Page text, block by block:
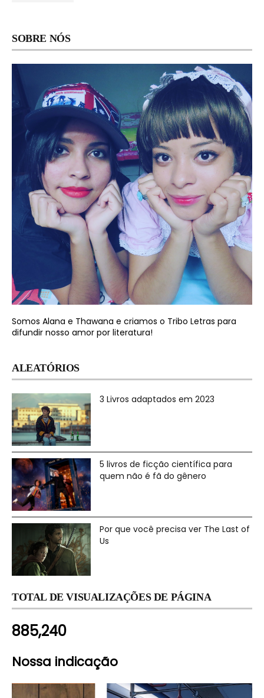
SOBRE NÓS
Somos Alana e Thawana e criamos o Tribo Letras para
difundir nosso amor por literatura!
ALEATÓRIOS
3 Livros adaptados em 2023
5 livros de ficção científica para
quem não é fã do gênero
Por que você precisa ver The Last of
Us
TOTAL DE VISUALIZAÇÕES DE PÁGINA
885,240
Nossa indicação